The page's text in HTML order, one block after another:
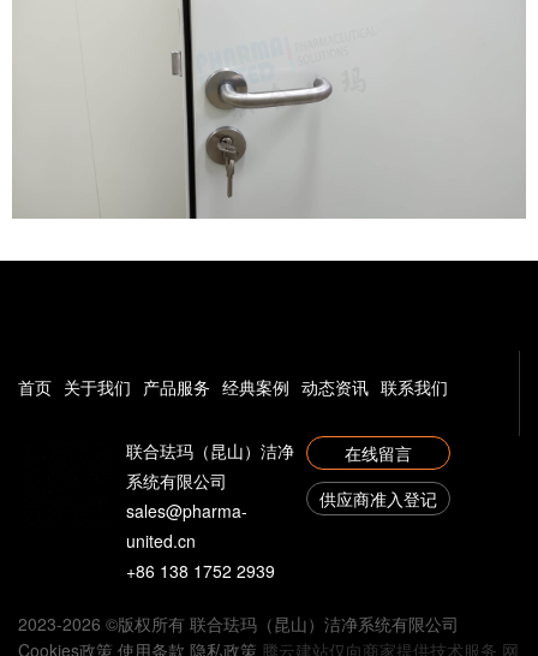
首页 关于我们 产品服务 经典案例 动态资讯 联系我们
联合珐玛（昆山）洁净
系统有限公司
sales@pharma-
united.cn
+86 138 1752 2939
在线留言
供应商准入登记
2023-2026 ©版权所有 联合珐玛（昆山）洁净系统有限公司
Cookies政策 使用条款 隐私政策 腾云建站仅向商家提供技术服务 网